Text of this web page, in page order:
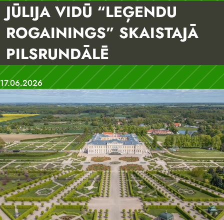
JŪLIJA VIDŪ “LEĢENDU
ROGAININGS” SKAISTAJĀ
PILSRUNDĀLĒ
17.06.2026